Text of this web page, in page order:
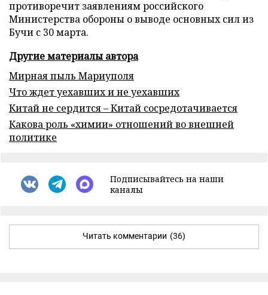
противоречит заявлениям российского
Министерства обороны о выводе основных сил из
Бучи с 30 марта.
Другие материалы автора
Мирная пыль Мариуполя
Что ждет уехавших и не уехавших
Китай не сердится – Китай сосредотачивается
Какова роль «химии» отношений во внешней
политике
Подписывайтесь на наши
каналы
Читать комментарии (36)